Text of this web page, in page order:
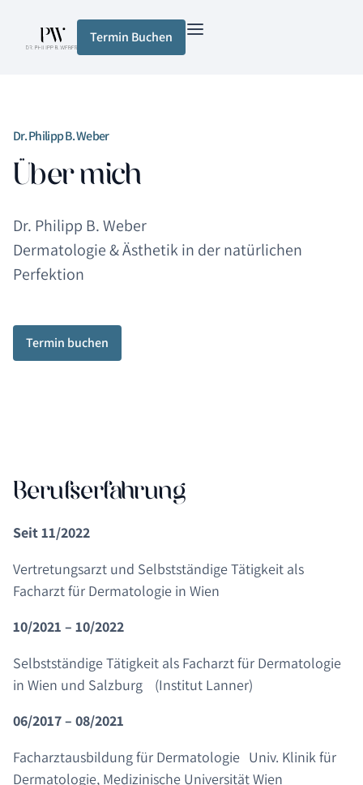
Termin Buchen
Dr. Philipp B. Weber
Über mich
Dr. Philipp B. Weber
Dermatologie & Ästhetik in der natürlichen
Perfektion
Termin buchen
Berufserfahrung
Seit 11/2022
Vertretungsarzt und Selbstständige Tätigkeit als
Facharzt für Dermatologie in Wien
10/2021 – 10/2022
Selbstständige Tätigkeit als Facharzt für Dermatologie
in Wien und Salzburg (Institut Lanner)
06/2017 – 08/2021
Facharztausbildung für Dermatologie Univ. Klinik für
Dermatologie, Medizinische Universität Wien